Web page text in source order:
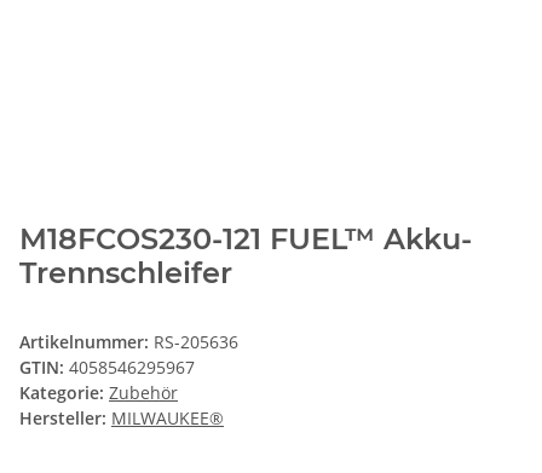
M18FCOS230-121 FUEL™ Akku-
Trennschleifer
Artikelnummer: RS-205636
GTIN: 4058546295967
Kategorie: Zubehör
Hersteller: MILWAUKEE®